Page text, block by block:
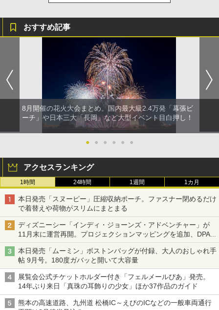
おすすめ記事
8月開催の花火大会まとめ。国内最大級2.4万発「幕張ビ
ーチ」や日本三大「長岡」など大型イベント目白押し！
● ● ● ● ● ●
アクセスランキング
1時間 24時間 1週間 1カ月
本日発売「スヌーピー」圧縮収納ポーチ。ファスナー閉めるだけ
で着替えや荷物がスリムにまとまる
ディズニーシー「インディ・ジョーンズ・アドベンチャー」が
11月末に運営再開。プロジェクションマッピングを追加、DPA
は1500円
本日発売「ムーミン」ボストンバッグが付録、大人のおしゃれ手
帖 9月号。180度ガバッと開いて大容量
展覧会公式チケットホルダー付き「フェルメールぴあ」発売。
14年ぶり来日「真珠の耳飾りの少女」ほか37作品のガイド
熊本の高速道路、九州道 松橋IC～えびのICなどの一般車両通行